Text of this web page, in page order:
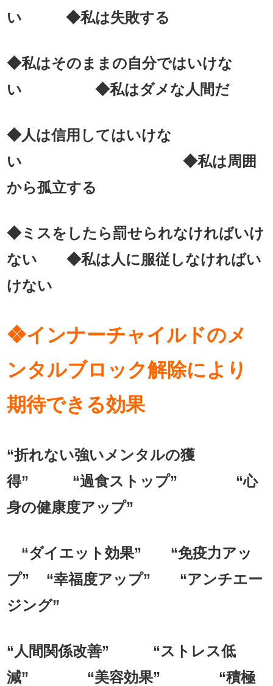
い ◆私は失敗する
◆私はそのままの自分ではいけな
い ◆私はダメな人間だ
◆人は信用してはいけな
い ◆私は周囲
から孤立する
◆ミスをしたら罰せられなければいけ
ない ◆私は人に服従しなければい
けない
❖インナーチャイルドのメ
ンタルブロック解除により
期待できる効果
“折れない強いメンタルの獲
得” “過食ストップ” “心
身の健康度アップ”
“ダイエット効果” “免疫力アッ
プ” “幸福度アップ” “アンチエー
ジング”
“人間関係改善” “ストレス低
減” “美容効果” “積極